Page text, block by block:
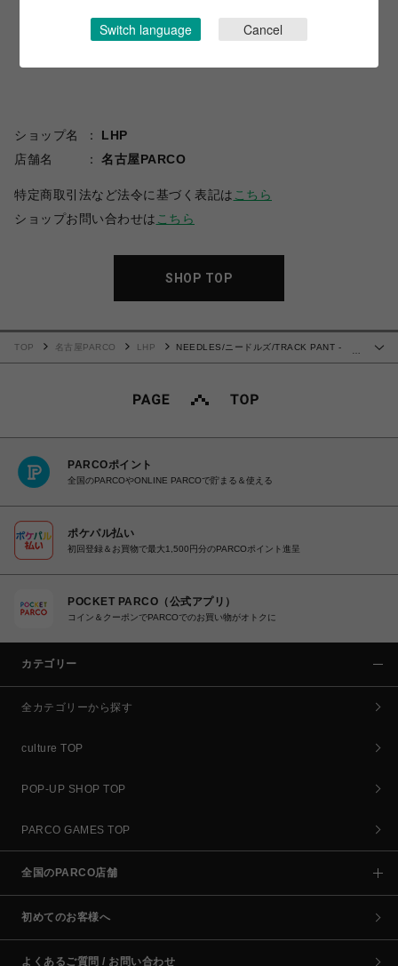
ショップ名
LHP
店舗名
名古屋PARCO
特定商取引法など法令に基づく表記は こちら
ショップお問い合わせは こちら
SHOP TOP
…
TOP 名古屋PARCO LHP
NEEDLES/ニードルズ/TRACK PANT -
PARCOポイント
全国のPARCOやONLINE PARCOで貯まる＆使える
ポケパル払い
初回登録＆お買物で最大1,500円分のPARCOポイント進呈
POCKET PARCO（公式アプリ）
コイン＆クーポンでPARCOでのお買い物がオトクに
カテゴリー
全カテゴリーから探す
culture TOP
POP-UP SHOP TOP
PARCO GAMES TOP
全国のPARCO店舗
初めてのお客様へ
よくあるご質問 / お問い合わせ
Switch language Cancel